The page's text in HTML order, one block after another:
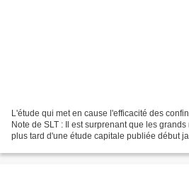
L'étude qui met en cause l'efficacité des
Note de SLT : Il est surprenant que les
plus tard d'une étude capitale publiée début